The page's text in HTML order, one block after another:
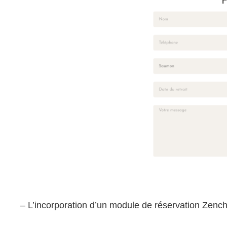
– L’incorporation d’un module de réservation